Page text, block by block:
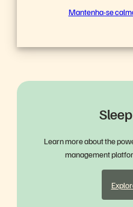
Mantenha-se
Learn more about the
management